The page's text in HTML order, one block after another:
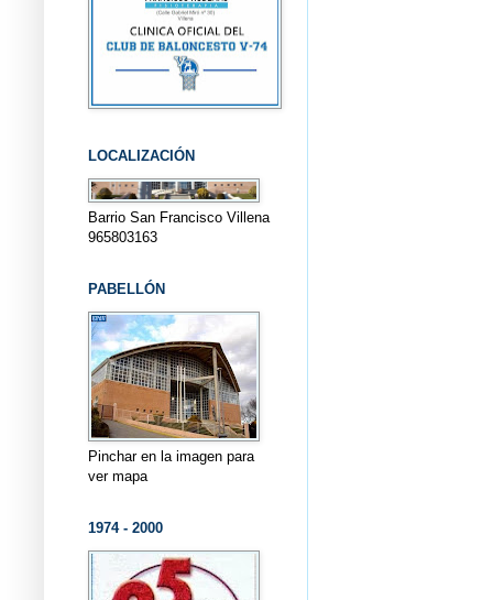
LOCALIZACIÓN
Barrio San Francisco Villena
965803163
PABELLÓN
Pinchar en la imagen para
ver mapa
1974 - 2000